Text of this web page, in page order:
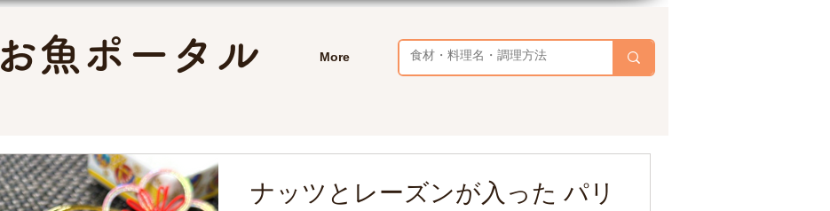
お魚ポータル More
ナッツとレーズンが入った パリ